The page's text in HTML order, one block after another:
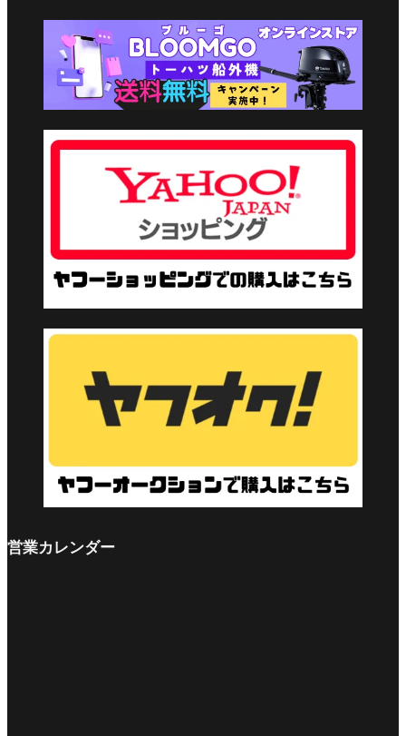
営業カレンダー